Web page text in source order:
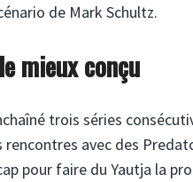
de Mark Schultz.
mieux conçu
trois séries
rencontres avec des
pour faire du Yautja la